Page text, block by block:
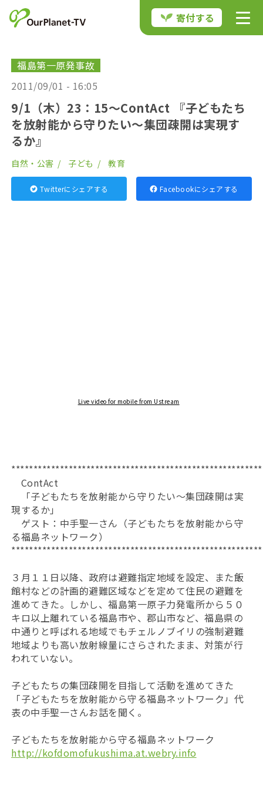
寄付する
福島第一原発事故
2011/09/01 - 16:05
9/1（木）23：15～ContAct 『子どもたち
を放射能から守りたい～集団疎開は実現す
るか』
自然・公害 子ども 教育
Twitterにシェアする Facebookにシェアする
Live video for mobile from Ustream
ContAct
「子どもたちを放射能から守りたい～集団疎開は実
現するか」
ゲスト：中手聖一さん（子どもたちを放射能から守
る福島ネットワーク）
３月１１日以降、政府は避難指定地域を設定、また飯
館村などの計画的避難区域などを定めて住民の避難を
進めてきた。しかし、福島第一原子力発電所から５０
キロ以上離れている福島市や、郡山市など、福島県の
中通りと呼ばれる地域でもチェルノブイリの強制避難
地域よりも高い放射線量にさらされたまま、対策が行
われていない。
子どもたちの集団疎開を目指して活動を進めてきた
「子どもたちを放射能から守る福島ネットワーク」代
表の中手聖一さんお話を聞く。
子どもたちを放射能から守る福島ネットワーク
http://kofdomofukushima.at.webry.info